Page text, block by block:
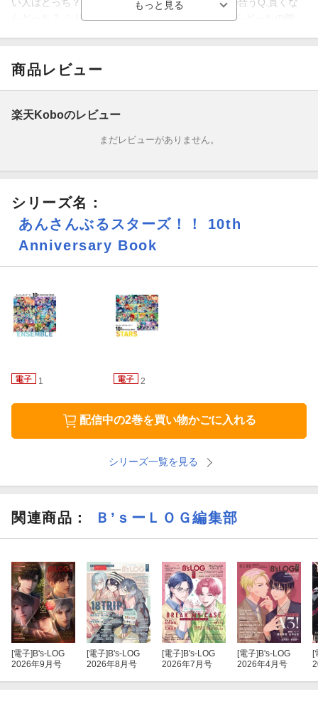
らどっち？ ぶりっ子キャラ or ドSキャラQ.選ぶならどっちの能
報収集
商品レビュー
楽天Koboのレビュー
まだレビューがありません。
シリーズ名：
あんさんぶるスターズ！！ 10th
Anniversary Book
1 2
配信中の2巻を買い物かごに入れる
シリーズ一覧を見る
関連商品 ： Ｂ’ｓーＬＯＧ編集部
[電子] B's-LOG
2026年9月号
[電子] B's-LOG
2026年8月号
[電子] B's-LOG
2026年7月号
[電子] B's-LOG
2026年4月号
[